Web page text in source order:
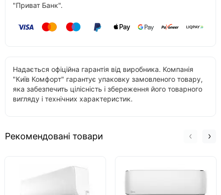
"Приват Банк".
Надається офіційна гарантія від виробника. Компанія
"Київ Комфорт" гарантує упаковку замовленого товару,
яка забезпечить цілісність і збереження його товарного
вигляду і технічних характеристик.
Рекомендовані товари